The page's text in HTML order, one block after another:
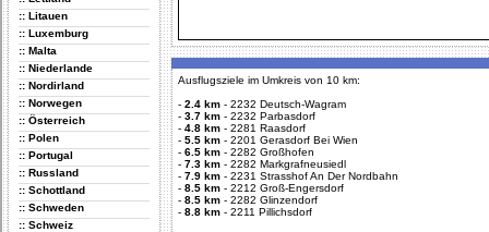
:: Litauen
:: Luxemburg
:: Malta
:: Niederlande
:: Nordirland
:: Norwegen
:: Österreich
:: Polen
:: Portugal
:: Russland
:: Schottland
:: Schweden
:: Schweiz
Ausflugsziele im Umkreis von 10 km:
- 2.4 km - 2232 Deutsch-Wagram
- 3.7 km - 2232 Parbasdorf
- 4.8 km - 2281 Raasdorf
- 5.5 km - 2201 Gerasdorf Bei Wien
- 6.5 km - 2282 Großhofen
- 7.3 km - 2282 Markgrafneusiedl
- 7.9 km - 2231 Strasshof An Der Nordbahn
- 8.5 km - 2212 Groß-Engersdorf
- 8.5 km - 2282 Glinzendorf
- 8.8 km - 2211 Pillichsdorf